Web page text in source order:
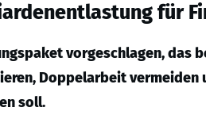
für
vorgeschlagen, das
Doppelarbeit vermeiden
soll.